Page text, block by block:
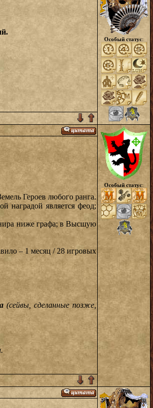
Особый статус:
Героев любого ранга.
наградой является феод;
ниже графа; в Высшую
– 1 месяц / 28 игровых
(сейвы, сделанные позже,
Особый статус: